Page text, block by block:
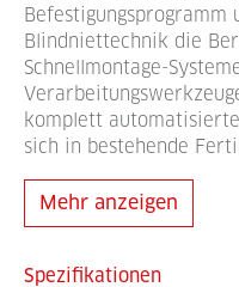
Befestigungsprogramm
Blindniettechnik die
Schnellmontage-
komplett
sich in bestehende
Mehr anzeigen
Spezifikationen